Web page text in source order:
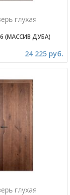
глухая
6 (МАССИВ ДУБА)
24 225 руб.
глухая